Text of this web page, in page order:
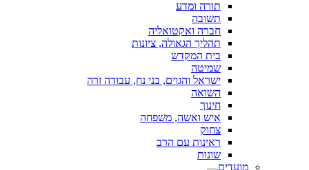
תורה ומדע
תשובה
חברה ואקטואליה
תהליך הגאולה, ציונות
בית המקדש
שמיטה
ישראל והגוים, בני נח, עבודה זרה
השואה
חינוך
איש ואשה, משפחה
צחוק
ראינות עם הרב
שונות
מועדים